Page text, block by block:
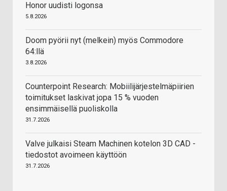
Honor uudisti logonsa
5.8.2026
Doom pyörii nyt (melkein) myös Commodore
64:llä
3.8.2026
Counterpoint Research: Mobiilijärjestelmäpiirien
toimitukset laskivat jopa 15 % vuoden
ensimmäisellä puoliskolla
31.7.2026
Valve julkaisi Steam Machinen kotelon 3D CAD -
tiedostot avoimeen käyttöön
31.7.2026